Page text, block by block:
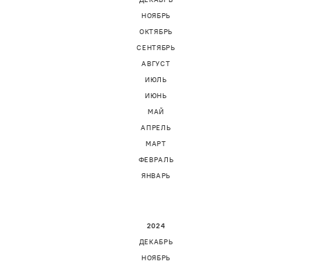
НОЯБРЬ
ОКТЯБРЬ
СЕНТЯБРЬ
АВГУСТ
ИЮЛЬ
ИЮНЬ
МАЙ
АПРЕЛЬ
МАРТ
ФЕВРАЛЬ
ЯНВАРЬ
2024
ДЕКАБРЬ
НОЯБРЬ